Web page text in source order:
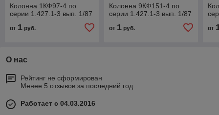
Колонна 1КФ97-4 по
серии 1.427.1-3 вып. 1/87
от 1 руб.
Колонна 9КФ151-4 по
серии 1.427.1-3 вып. 1/87
от 1руб. от
О нас
Рейтинг не сформирован
Менее 5 отзывов за последний год
Работает с 04.03.2016